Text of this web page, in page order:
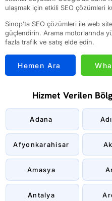
ulaşmak için etkili SEO çözümleri
Sinop’ta SEO çözümleri ile web
güçlendirin. Arama motorlarında
fazla trafik ve satış elde edin.
Hemen Ara
Hizmet Verilen
Adana
Afyonkarahisar
Amasya
Antalya